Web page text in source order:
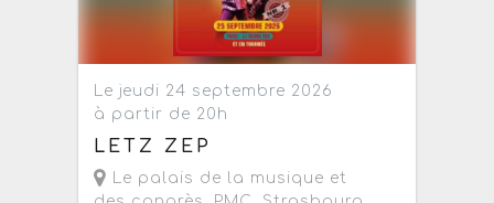
Le jeudi 24 septembre 2026
à partir de 20h
LETZ ZEP
Le palais de la musique et